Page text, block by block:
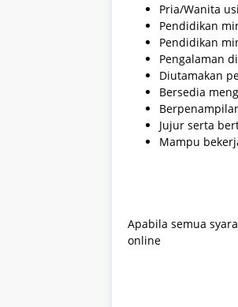
Pria/Wanita
Pendidikan
Pendidikan
Pengalaman
Diutamakan
Bersedia
Jujur serta
Mampu
Apabila semua
online